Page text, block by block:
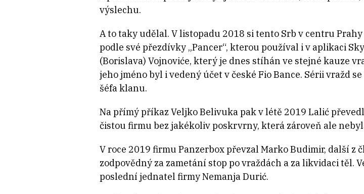
výslechu.
A to taky udělal. V listopadu 2018 si tento Srb v centru
podle své přezdívky „Pancer“, kterou používal i v aplikaci
(Borislava) Vojnoviće, který je dnes stíhán ve stejné kauze
jeho jméno byl i vedený účet v české Fio Bance. Sérii vražd
šéfa klanu.
Na přímý příkaz Veljko Belivuka pak v létě 2019 Lalić
čistou firmu bez jakékoliv poskrvrny, která zároveň ale
V roce 2019 firmu Panzerbox převzal Marko Budimir, další
zodpovědný za zametání stop po vraždách a za likvidaci
poslední jednatel firmy Nemanja Durić.